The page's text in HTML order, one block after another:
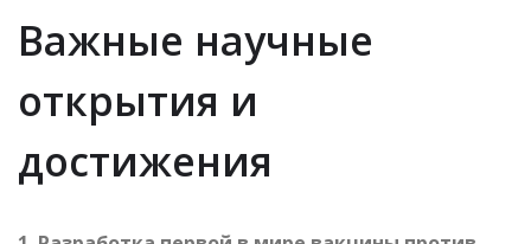
Важные научные
открытия и
достижения